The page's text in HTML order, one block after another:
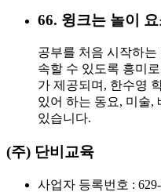
66. 윙크는 놀이
공부를 처음 시작하는
속할 수 있도록 흥미
가 제공되며, 한수영
있어 하는 동요, 미술,
있습니다.
(주) 단비교육
사업자 등록번호 :